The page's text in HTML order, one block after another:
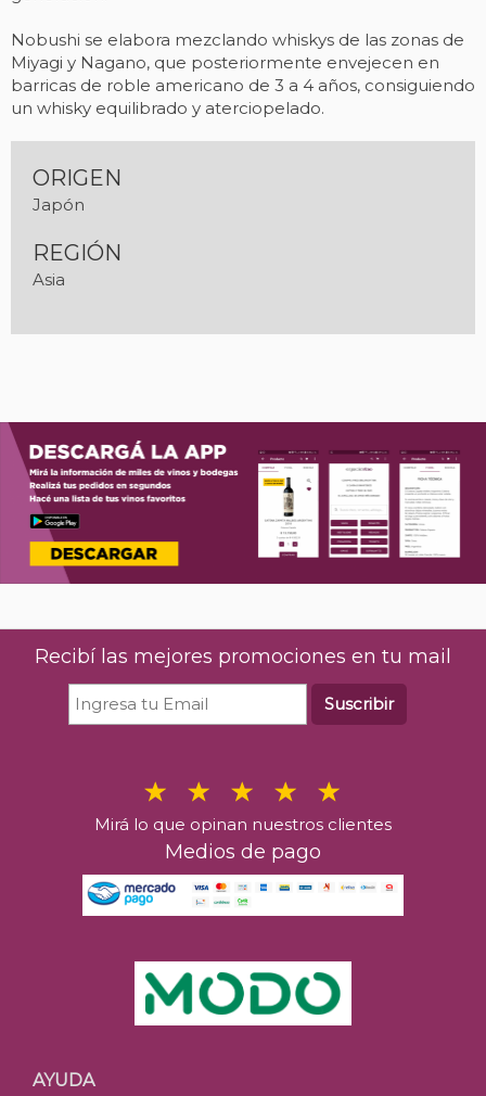
Nobushi se elabora mezclando whiskys de las zonas de
Miyagi y Nagano, que posteriormente envejecen en
barricas de roble americano de 3 a 4 años, consiguiendo
un whisky equilibrado y aterciopelado.
ORIGEN
Japón
REGIÓN
Asia
Recibí las mejores promociones en tu mail
Suscribir
Mirá lo que opinan nuestros clientes
Medios de pago
AYUDA